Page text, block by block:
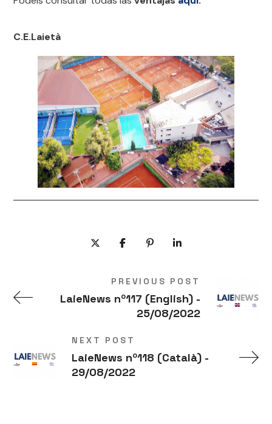
C.E.Laietà
PREVIOUS POST
LaieNews nº117 (English) -
25/08/2022
NEXT POST
LaieNews nº118 (Català) -
29/08/2022